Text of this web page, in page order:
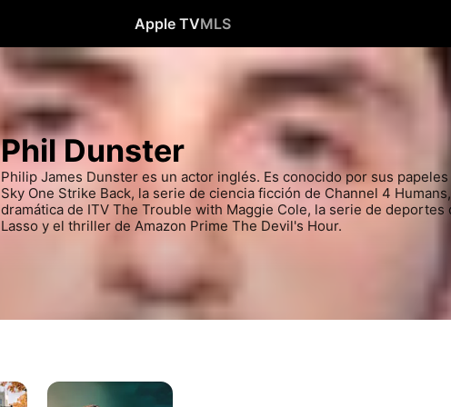
Apple TVMLS
Phil Dunster
Philip James Dunster es un actor inglés. Es conocido por sus
Sky One Strike Back, la serie de ciencia ficción de Channel 4
dramática de ITV The Trouble with Maggie Cole, la serie de deportes
Lasso y el thriller de Amazon Prime The Devil's Hour.
La